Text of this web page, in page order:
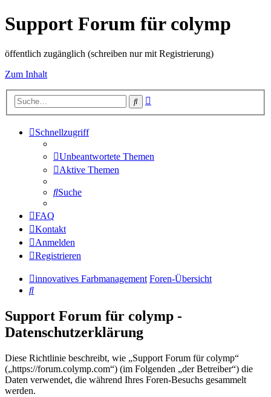
Support Forum für colymp
öffentlich zugänglich (schreiben nur mit Registrierung)
Zum Inhalt
Suche
Schnellzugriff
Unbeantwortete Themen
Aktive Themen
Suche
FAQ
Kontakt
Anmelden
Registrieren
innovatives Farbmanagement Foren-Übersicht
Suche
Support Forum für colymp -
Datenschutzerklärung
Diese Richtlinie beschreibt, wie „Support Forum für colymp“
(„https://forum.colymp.com“) (im Folgenden „der Betreiber“) die
Daten verwendet, die während Ihres Foren-Besuchs gesammelt
werden.